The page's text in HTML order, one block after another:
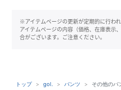
※アイテムページの更新が定期的に行わ
アイテムページの内容（価格、在庫表示
合がございます。ご注意ください。
トップ gol. パンツ その他のパ